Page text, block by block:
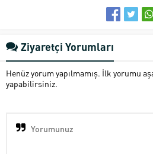
Ziyaretçi Yorumları
Henüz yorum yapılmamış. İlk yorumu
yapabilirsiniz.